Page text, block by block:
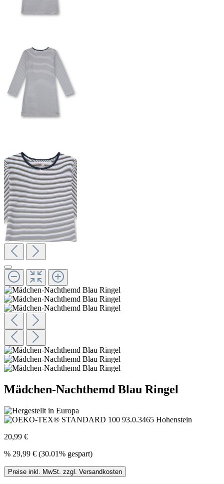
Mädchen-Nachthemd Blau Ringel
20,99 €
% 29,99 € (30.01% gespart)
Preise inkl. MwSt. zzgl. Versandkosten